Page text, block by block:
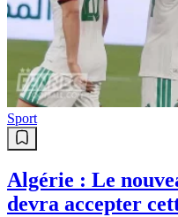
Sport
Algérie : Le
devra accepter